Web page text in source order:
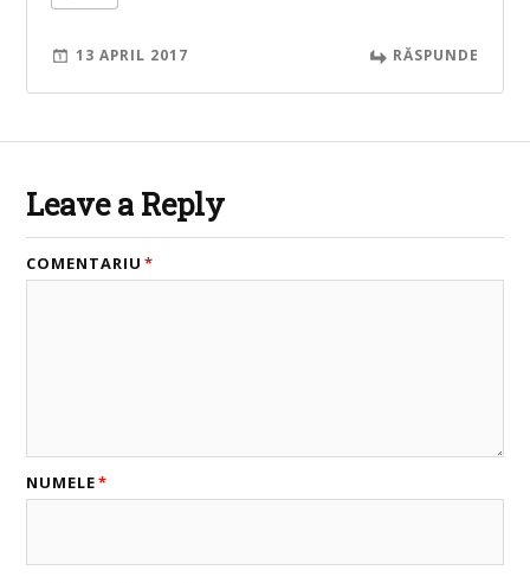
13 APRIL 2017 RĂSPUNDE
Leave a Reply
COMENTARIU *
NUMELE*